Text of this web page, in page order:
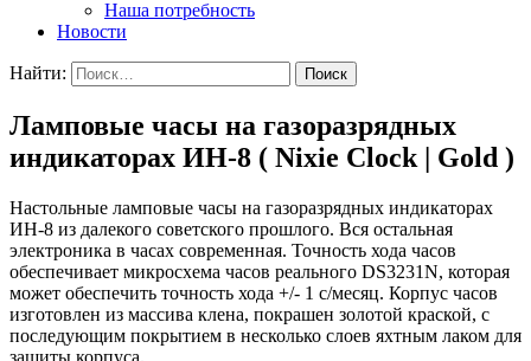
Наша потребность
Новости
Найти:
Ламповые часы на газоразрядных
индикаторах ИН-8 ( Nixie Clock | Gold )
Настольные ламповые часы на газоразрядных индикаторах
ИН-8 из далекого советского прошлого. Вся остальная
электроника в часах современная. Точность хода часов
обеспечивает микросхема часов реального DS3231N, которая
может обеспечить точность хода +/- 1 с/месяц. Корпус часов
изготовлен из массива клена, покрашен золотой краской, с
последующим покрытием в несколько слоев яхтным лаком для
защиты корпуса.